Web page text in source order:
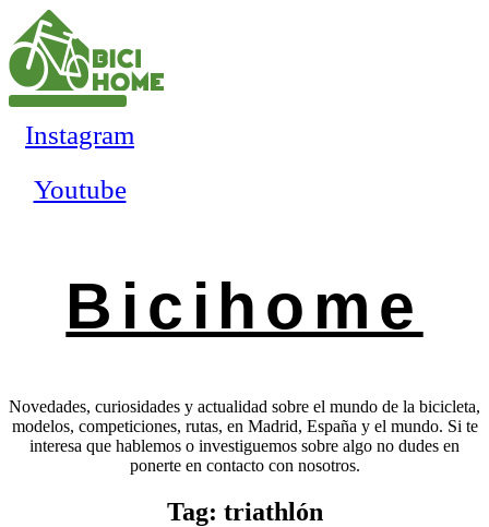
al
contenido
Instagram
Youtube
Bicihome
Novedades, curiosidades y actualidad sobre el mundo de la bicicleta,
modelos, competiciones, rutas, en Madrid, España y el mundo. Si te
interesa que hablemos o investiguemos sobre algo no dudes en
ponerte en contacto con nosotros.
Tag: triathlón